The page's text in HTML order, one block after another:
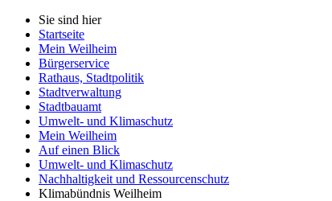
Sie sind hier
Startseite
Mein Weilheim
Bürgerservice
Rathaus, Stadtpolitik
Stadtverwaltung
Stadtbauamt
Umwelt- und Klimaschutz
Mein Weilheim
Auf einen Blick
Umwelt- und Klimaschutz
Nachhaltigkeit und Ressourcenschutz
Klimabündnis Weilheim